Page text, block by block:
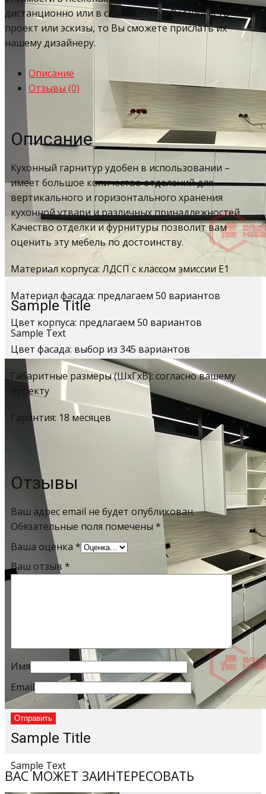
Sample Title
Sample Text
Sample Title
Sample Text
дистанционно или в салоне. Если у Вас уже есть
проект или эскизы, то Вы сможете прислать их
нашему дизайнеру.
Описание
Отзывы (0)
Описание
Кухонный гарнитур удобен в использовании –
имеет большое количество отделений для
вертикального и горизонтального хранения
кухонной утвари и различных принадлежностей.
Качество отделки и фурнитуры позволит вам
оценить эту мебель по достоинству.
Материал корпуса: ЛДСП с классом эмиссии Е1
Материал фасада: предлагаем 50 вариантов
Цвет корпуса: предлагаем 50 вариантов
Цвет фасада: выбор из 345 вариантов
Габаритные размеры (ШхГхВ): согласно вашему
проекту
Гарантия: 18 месяцев
Отзывы
Ваш адрес email не будет опубликован.
Обязательные поля помечены *
Ваша оценка *
Ваш отзыв *
Имя
Email
ВАС МОЖЕТ ЗАИНТЕРЕСОВАТЬ